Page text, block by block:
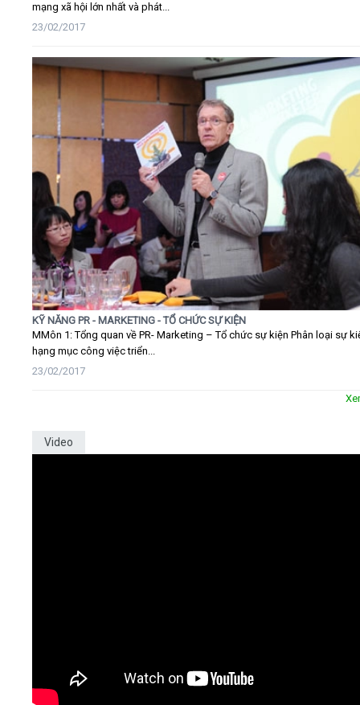
mạng xã hội lớn nhất và phát...
23/02/2017
KỸ NĂNG PR - MARKETING - TỔ CHỨC SỰ KIỆN
MMôn 1: Tổng quan về PR- Marketing – Tổ chức sự kiện Phân loại sự
hạng mục công việc triển...
23/02/2017
Video